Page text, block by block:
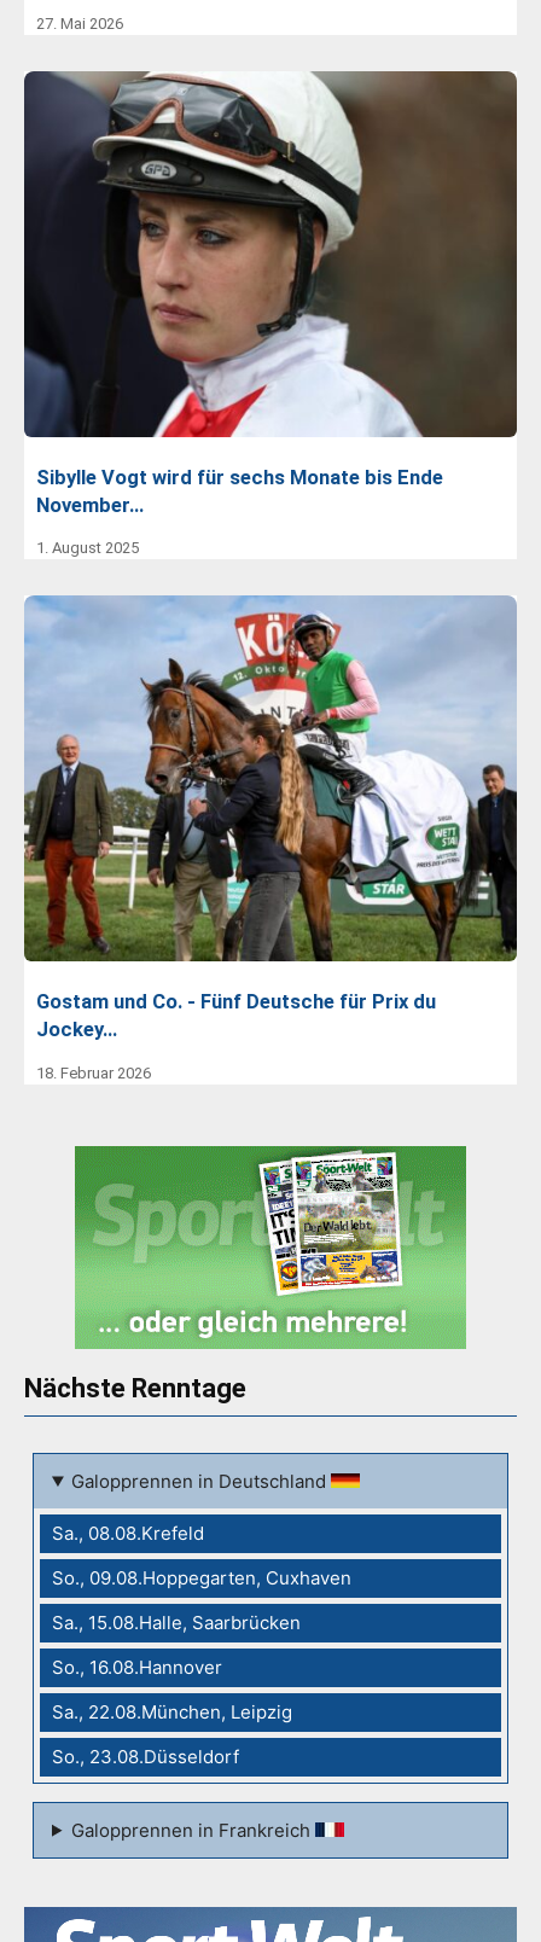
27. Mai 2026
Sibylle Vogt wird für sechs Monate bis Ende
November…
1. August 2025
Gostam und Co. - Fünf Deutsche für Prix du
Jockey…
18. Februar 2026
Nächste Renntage
Galopprennen in Deutschland
Sa., 08.08.Krefeld
So., 09.08.Hoppegarten, Cuxhaven
Sa., 15.08.Halle, Saarbrücken
So., 16.08.Hannover
Sa., 22.08.München, Leipzig
So., 23.08.Düsseldorf
Galopprennen in Frankreich